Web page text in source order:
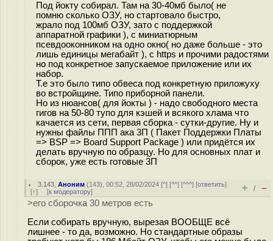
Под йокту собирал. Там на 30-40мб было( не
помню сколько ОЗУ, но стартовало быстро,
жрало под 100мб ОЗУ, зато с поддержкой
аппаратной графики ), с миниатюрным
псевдооконником на одно окно( но даже больше - это
лишь единицы мегабайт ), с https и прочими радостями
но под конкретное запускаемое приложение или их
набор.
Т.е это было типо обвеса под конкретную приложуху
во встройщине. Типо приборной панели.
Но из нюансов( для йокты ) - надо свободного места
гигов на 50-80 тупо для кэшей и всякого хлама что
качается из сети, первая сборка - сутки-другие. Ну и
нужны файлы ППП ака 3П ( Пакет Поддержки Платы
=> BSP => Board Support Package ) или придётся их
делать вручную по образцу. Но для основных плат и
сборок, уже есть готовые 3П
3.143 ,Аноним (143), 00:52, 28/02/2024 [^] [^^] [^^^] [ответить]
[↑] [к модератору] + / –
>его сборочка 30 метров есть
Если собирать вручную, вырезая ВООБЩЕ всё
лишнее - то да, возможно. Но стандартные образы